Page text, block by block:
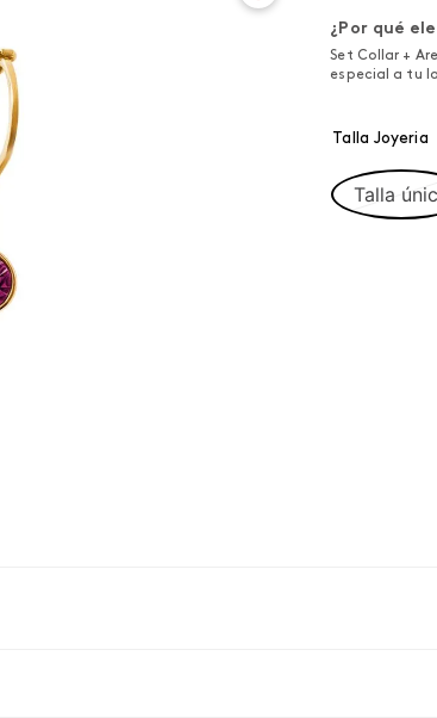
¿Por qué
Set Collar +
especial a tu
Talla Joyeria
Talla